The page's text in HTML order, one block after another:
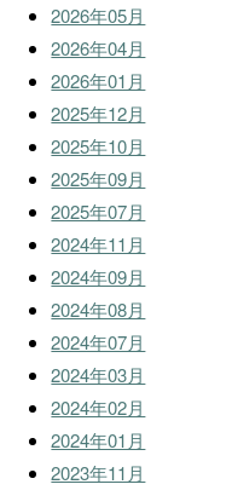
2026年05月
2026年04月
2026年01月
2025年12月
2025年10月
2025年09月
2025年07月
2024年11月
2024年09月
2024年08月
2024年07月
2024年03月
2024年02月
2024年01月
2023年11月